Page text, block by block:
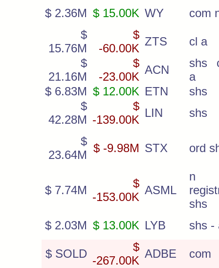
$ 2.36M $ 15.00K WY
com
$
15.76M
$
-60.00K
ZTS
cl a
$
21.16M
$
-23.00K
ACN
shs
a
$ 6.83M $ 12.00K ETN
shs
$
42.28M
$
-139.00K
LIN shs
$
23.64M
$ -9.98M STX ord
$ 7.74M
$
-153.00K
ASML
n
shs
$ 2.03M $ 13.00K LYB shs -
$ SOLD
$
-267.00K
ADBE com